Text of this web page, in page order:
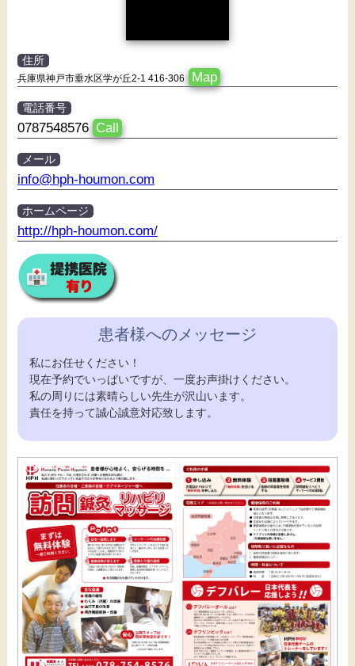
住所
兵庫県神戸市垂水区学が丘2-1 416-306 Map
電話番号
0787548576 Call
メール
info@hph-houmon.com
ホームページ
http://hph-houmon.com/
患者様へのメッセージ
私にお任せください！
現在予約でいっぱいですが、一度お声掛けください。
私の周りには素晴らしい先生が沢山います。
責任を持って誠心誠意対応致します。